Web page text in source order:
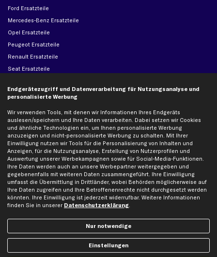
Ford Ersatzteile
Mercedes-Benz Ersatzteile
Opel Ersatzteile
Peugeot Ersatzteile
Renault Ersatzteile
Seat Ersatzteile
VW Ersatzteile
Social Media
Jetzt APP Downloaden
kfzteile24 Newsletter
Alle Angebote, Rabatte & Specials.
Ich möchte über aktuelle Vorteile und Angebote im Shop informiert werden und
Endgerätezugriff und Datenverarbeitung für Nutzungsanalyse und
personalisierte Werbung
Wir verwenden Tools, mit denen wir Informationen Ihres Endgeräts
auslesen/speichern und Ihre Daten verarbeiten. Dabei setzen wir Cookies
und ähnliche Technologien ein, um Ihnen personalisierte Werbung
anzuzeigen und nicht-personalisierte Werbung zu schalten. Mit Ihrer
Einwilligung nutzen wir Tools für die Personalisierung von Inhalten und
Anzeigen, für die Nutzungsanalyse, Erstellung von Nutzerprofilen und
Auswertung unserer Werbekampagnen sowie für Social-Media-Funktionen.
Ihre Daten werden auch an unsere Werbepartner weitergegeben und
gegebenenfalls mit weiteren Daten zusammengeführt. Ihre Einwilligung
umfasst die Übermittlung in Drittländer, wobei Behörden möglicherweise auf
Ihre Daten zugreifen und Ihre Betroffenenrechte nicht durchgesetzt werden
könnten. Ihre Einwilligung ist jederzeit widerrufbar. Weitere Informationen
finden Sie in unserer Datenschutzerklärung.
Nur notwendige
Einstellungen